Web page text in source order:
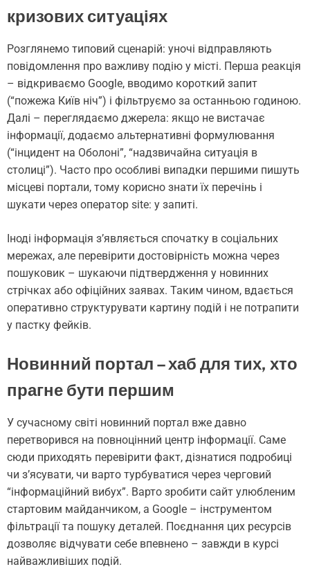
кризових ситуаціях
Розглянемо типовий сценарій: уночі відправляють
повідомлення про важливу подію у місті. Перша реакція
– відкриваємо Google, вводимо короткий запит
(“пожежа Київ ніч”) і фільтруємо за останньою годиною.
Далі – переглядаємо джерела: якщо не вистачає
інформації, додаємо альтернативні формулювання
(“інцидент на Оболоні”, “надзвичайна ситуація в
столиці”). Часто про особливі випадки першими пишуть
місцеві портали, тому корисно знати їх перечінь і
шукати через оператор site: у запиті.
Іноді інформація з’являється спочатку в соціальних
мережах, але перевірити достовірність можна через
пошуковик – шукаючи підтвердження у новинних
стрічках або офіційних заявах. Таким чином, вдається
оперативно структурувати картину подій і не потрапити
у пастку фейків.
Новинний портал – хаб для тих, хто
прагне бути першим
У сучасному світі новинний портал вже давно
перетворився на повноцінний центр інформації. Саме
сюди приходять перевірити факт, дізнатися подробиці
чи з’ясувати, чи варто турбуватися через черговий
“інформаційний вибух”. Варто зробити сайт улюбленим
стартовим майданчиком, а Google – інструментом
фільтрації та пошуку деталей. Поєднання цих ресурсів
дозволяє відчувати себе впевнено – завжди в курсі
найважливіших подій.